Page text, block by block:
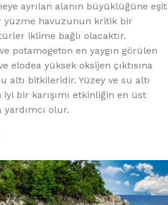
ayrılan alanın büyüklüğüne eşit
yüzme havuzunun kritik bir
iklime bağlı olacaktır.
potamogeton en yaygın görülen
elodea yüksek oksijen çıktısına
altı bitkileridir. Yüzey ve su altı
bir karışımı etkinliğin en üst
yardımcı olur.